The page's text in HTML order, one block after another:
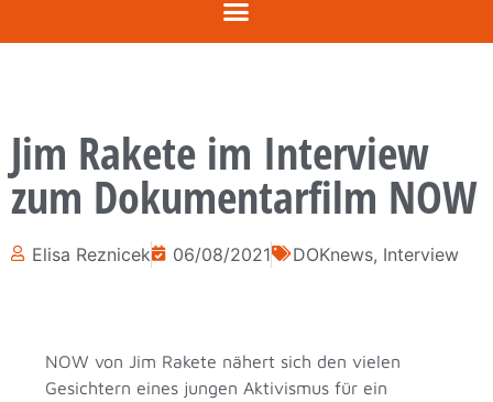
Jim Rakete im Interview
zum Dokumentarfilm NOW
Elisa Reznicek 06/08/2021 DOKnews, Interview
NOW von Jim Rakete nähert sich den vielen
Gesichtern eines jungen Aktivismus für ein